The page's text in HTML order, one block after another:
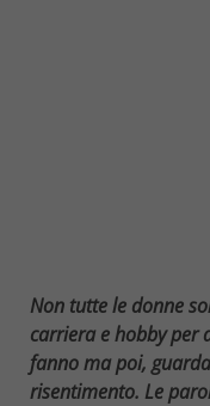
Non tutte le donne
carriera e hobby per
fanno ma poi,
risentimento. Le